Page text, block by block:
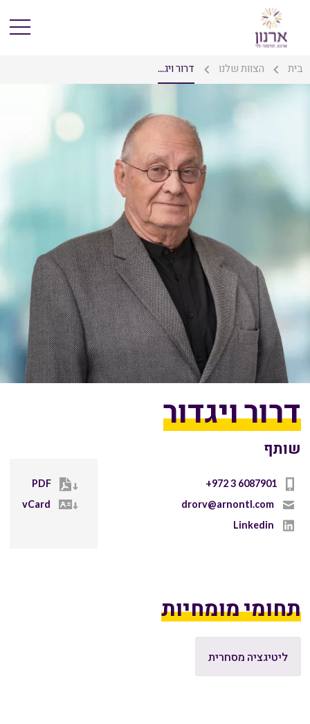
בית הצוות שלנו דרור ויג...
דרור ויגדור
שותף
+972 3 6087901
drorv@arnontl.com
Linkedin
PDF
vCard
תחומי מומחיות
ליטיגציה מסחרית